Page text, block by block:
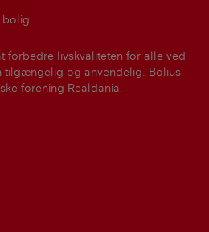
bolig
forbedre livskvaliteten for alle ved
tilgængelig og anvendelig. Bolius
forening Realdania.